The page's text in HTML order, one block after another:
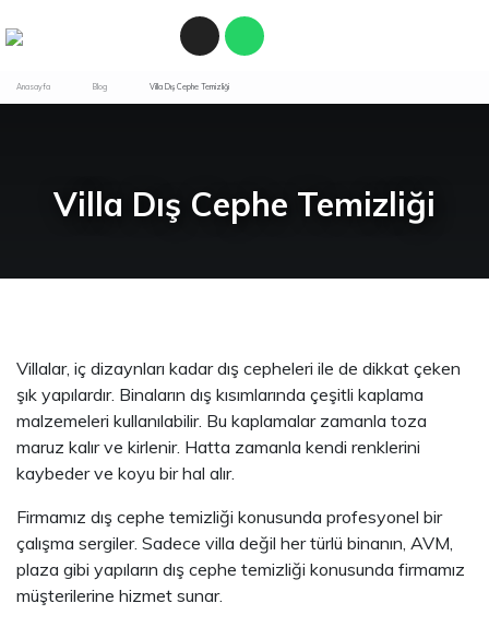
Villa Dış Cephe Temizliği
Anasayfa Blog Villa Dış Cephe Temizliği
Villalar, iç dizaynları kadar dış cepheleri ile de dikkat çeken
şık yapılardır. Binaların dış kısımlarında çeşitli kaplama
malzemeleri kullanılabilir. Bu kaplamalar zamanla toza
maruz kalır ve kirlenir. Hatta zamanla kendi renklerini
kaybeder ve koyu bir hal alır.
Firmamız dış cephe temizliği konusunda profesyonel bir
çalışma sergiler. Sadece villa değil her türlü binanın, AVM,
plaza gibi yapıların dış cephe temizliği konusunda firmamız
müşterilerine hizmet sunar.